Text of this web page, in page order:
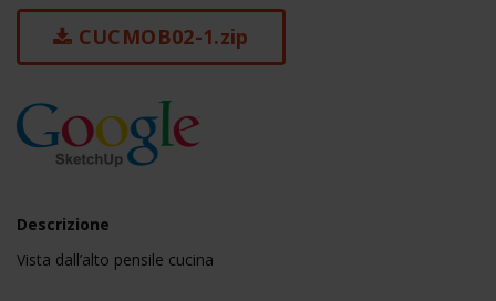
CUCMOB02-1.zip
Descrizione
Vista dall’alto pensile cucina